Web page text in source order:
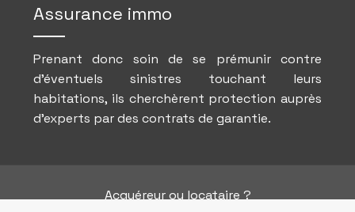
Assurance immo
Prenant donc soin de se prémunir contre
d’éventuels sinistres touchant leurs
habitations, ils cherchèrent protection auprès
d’experts par des contrats de garantie.
Acquéreur ou locataire ?